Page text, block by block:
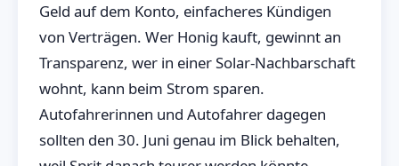
Geld auf dem Konto, einfacheres Kündigen
von Verträgen. Wer Honig kauft, gewinnt an
Transparenz, wer in einer Solar-Nachbarschaft
wohnt, kann beim Strom sparen.
Autofahrerinnen und Autofahrer dagegen
sollten den 30. Juni genau im Blick behalten,